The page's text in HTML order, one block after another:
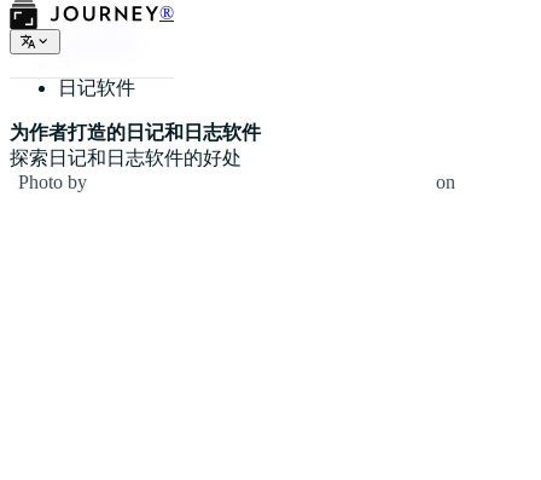
®
日记软件
为作者打造的日记和日志软件
探索日记和日志软件的好处
Photo by
on